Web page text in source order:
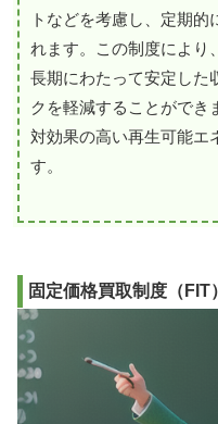
トなどを考慮し、定期
れます。この制度により
長期にわたって安定した
クを軽減することができ
対効果の高い再生可能エ
す。
固定価格買取制度（FIT